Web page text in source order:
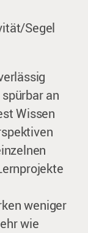
Segel
an
Wissen
weniger
wie